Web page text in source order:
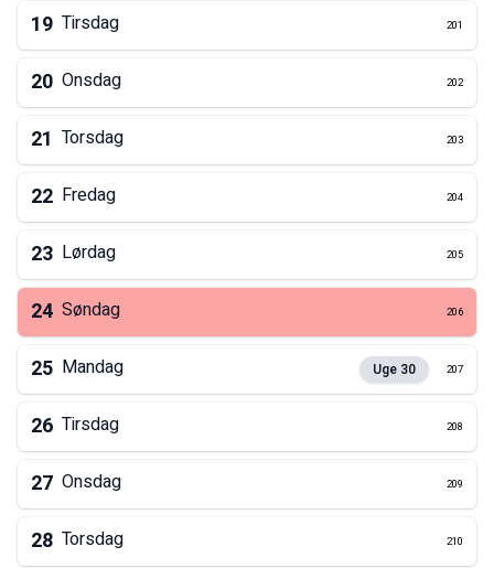
19 Tirsdag 201
20 Onsdag 202
21 Torsdag 203
22 Fredag 204
23 Lørdag 205
24 Søndag 206
25 Mandag Uge 30 207
26 Tirsdag 208
27 Onsdag 209
28 Torsdag 210